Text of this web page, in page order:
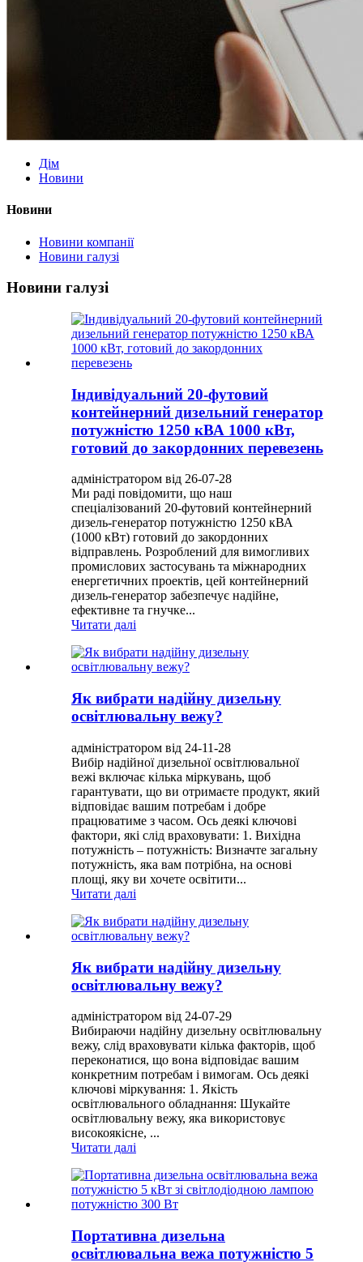
Дім
Новини
Новини
Новини компанії
Новини галузі
Новини галузі
Індивідуальний 20-футовий
контейнерний дизельний генератор
потужністю 1250 кВА 1000 кВт,
готовий до закордонних перевезень
адміністратором від 26-07-28
Ми раді повідомити, що наш
спеціалізований 20-футовий контейнерний
дизель-генератор потужністю 1250 кВА
(1000 кВт) готовий до закордонних
відправлень. Розроблений для вимогливих
промислових застосувань та міжнародних
енергетичних проектів, цей контейнерний
дизель-генератор забезпечує надійне,
ефективне та гнучке...
Читати далі
Як вибрати надійну дизельну
освітлювальну вежу?
адміністратором від 24-11-28
Вибір надійної дизельної освітлювальної
вежі включає кілька міркувань, щоб
гарантувати, що ви отримаєте продукт, який
відповідає вашим потребам і добре
працюватиме з часом. Ось деякі ключові
фактори, які слід враховувати: 1. Вихідна
потужність – потужність: Визначте загальну
потужність, яка вам потрібна, на основі
площі, яку ви хочете освітити...
Читати далі
Як вибрати надійну дизельну
освітлювальну вежу?
адміністратором від 24-07-29
Вибираючи надійну дизельну освітлювальну
вежу, слід враховувати кілька факторів, щоб
переконатися, що вона відповідає вашим
конкретним потребам і вимогам. Ось деякі
ключові міркування: 1. Якість
освітлювального обладнання: Шукайте
освітлювальну вежу, яка використовує
високоякісне, ...
Читати далі
Портативна дизельна
освітлювальна вежа потужністю 5